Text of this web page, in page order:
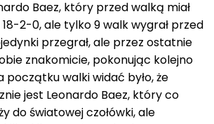
Baez, który przed walką miał
2-0, ale tylko 9 walk wygrał przed
przegrał, ale przez ostatnie
znakomicie, pokonując kolejno
początku walki widać było, że
jest Leonardo Baez, który co
do światowej czołówki, ale